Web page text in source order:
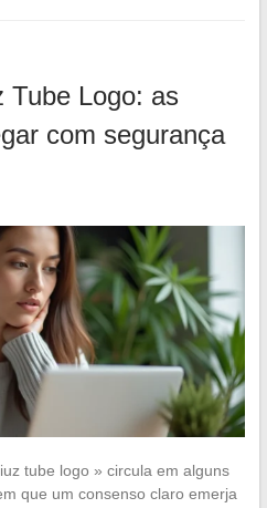
Tube Logo: as
com segurança
tube logo » circula em alguns
que um consenso claro emerja